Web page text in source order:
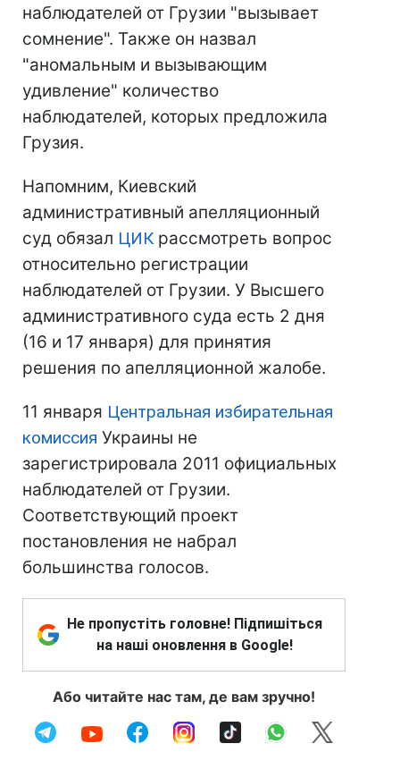
наблюдателей от Грузии "вызывает
сомнение". Также он назвал
"аномальным и вызывающим
удивление" количество
наблюдателей, которых предложила
Грузия.
Напомним, Киевский
административный апелляционный
суд обязал ЦИКрассмотреть вопрос
относительно регистрации
наблюдателей от Грузии. У Высшего
административного суда есть 2 дня
(16 и 17 января) для принятия
решения по апелляционной жалобе.
11 января Центральная избирательная
комиссия Украины не
зарегистрировала 2011 официальных
наблюдателей от Грузии.
Соответствующий проект
постановления не набрал
большинства голосов.
Не пропустіть головне! Підпишіться
на наші оновлення в Google!
Або читайте нас там, де вам зручно!